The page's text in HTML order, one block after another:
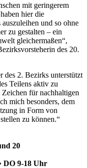
mit geringerem
hier die
und so ohne
zu gestalten – ein
gleichermaßen“,
des 20.
2. Bezirks unterstützt
Teilens aktiv zu
für nachhaltigen
mich besonders, dem
in Form von
zu können.“
20
DO 9-18 Uhr